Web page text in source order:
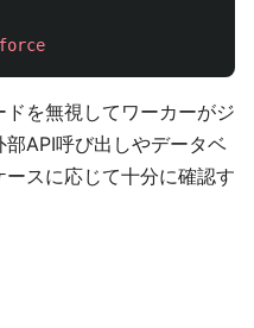
を無視してワーカーがジ
API呼び出しやデータベ
スに応じて十分に確認す